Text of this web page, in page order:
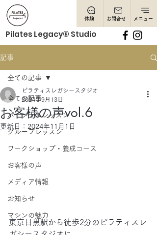
体験 お問合せ メニュー
Pilates Legacy® Studio
記事
全ての記事
パーソナルレッスン
グループレッスン
ワークショップ・養成コース
お客様の声
メディア情報
お知らせ
マシンの魅力
全ての記事
お客様の声vol.6
ピラティスレガシースタジオ
2024年9月13日
更新日： 2024年11月1日
東京目黒駅から徒歩2分のピラティスレ